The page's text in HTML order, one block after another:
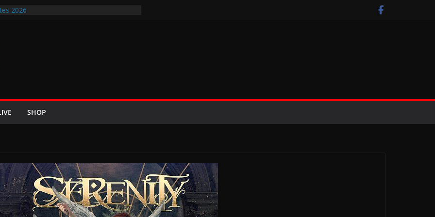
2026
im Sommer 2026 mit den Nightwish
europäischen Bühnen
2026 u.a. mit Helloween, In Flames,
und Eisbrecher
Britta Görtz / Hiraes: An den Auftritt von
auch noch auf meinem Sterbebett
SHOP